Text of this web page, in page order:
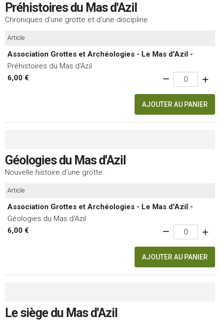
Préhistoires du Mas d'Azil
Chroniques d'une grotte et d'une discipline.
Article
Association Grottes et Archéologies - Le Mas d'Azil -
Préhistoires du Mas d'Azil
6,00 €
AJOUTER AU PANIER
Géologies du Mas d'Azil
Nouvelle histoire d'une grotte.
Article
Association Grottes et Archéologies - Le Mas d'Azil -
Géologies du Mas d'Azil
6,00 €
AJOUTER AU PANIER
Le siège du Mas d'Azil